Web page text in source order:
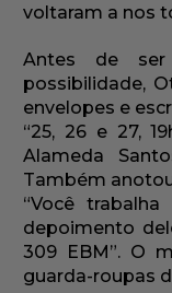
voltaram a nos
Antes de
possibilidade,
envelopes e
“25, 26 e 27,
Alameda
Também
“Você
depoimento
309 EBM”. O
guarda-roupas